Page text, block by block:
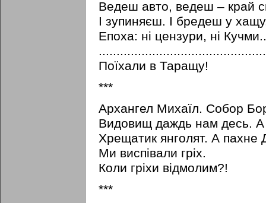
Ведеш авто, ведеш – край
I зупиняєш. I бредеш у
Епоха: ні цензури, ні
Поїхали в Таращу!
***
Архангел Михаїл. Собор
Видовищ даждь нам десь. А
Хрещатик янголят. А пахне
Ми виспівали гріх.
Коли гріхи відмолим?!
***